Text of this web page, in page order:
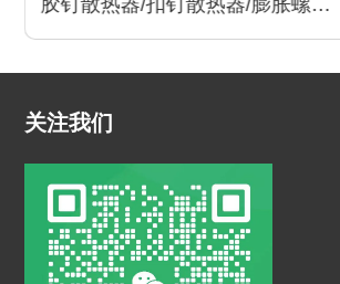
胶钉散热器/扣钉散热器/膨胀螺丝/
卡扣散热器/尼龙卡扣/散热器配件
关注我们